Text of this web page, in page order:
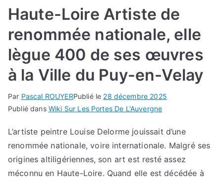
Haute-Loire Artiste de
renommée nationale, elle
lègue 400 de ses œuvres
à la Ville du Puy-en-Velay
Par Pascal ROUYERPublié le 28 décembre 2025
Publié dans Wiki Sur Les Portes De L'Auvergne
L’artiste peintre Louise Delorme jouissait d’une
renommée nationale, voire internationale. Malgré ses
origines altiligériennes, son art est resté assez
méconnu en Haute-Loire. Quand elle est décédée à